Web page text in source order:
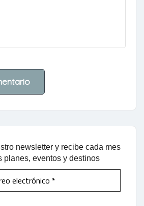
newsletter y recibe cada mes
planes, eventos y destinos